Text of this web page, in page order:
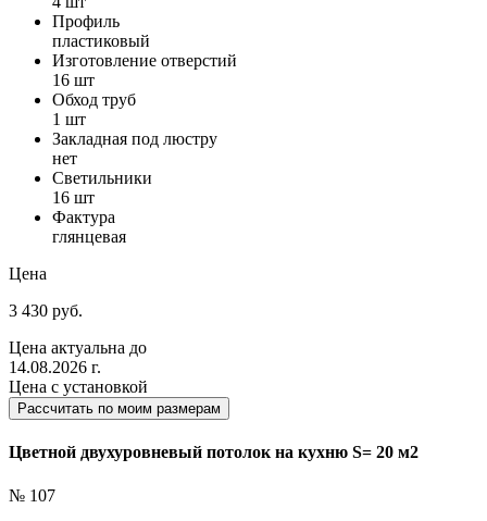
Профиль
пластиковый
Изготовление отверстий
16 шт
Обход труб
1 шт
Закладная под люстру
нет
Светильники
16 шт
Фактура
глянцевая
Цена
3 430 руб.
Цена актуальна до
14.08.2026 г.
Цена с установкой
Рассчитать по моим размерам
Цветной двухуровневый потолок на кухню S= 20 м2
№ 107